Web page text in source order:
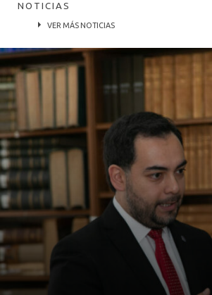
NOTICIAS
VER MÁS NOTICIAS